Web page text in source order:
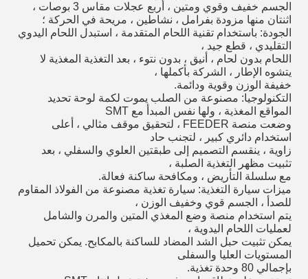
الجسم خفيف وقوي ومتين ، أربع عجلات مقاس 3 بوصات ،
اثنتان منها مزودة بفرامل ، نشاطين ، مريحة في الحركة ؛
الجودة: باستخدام تقنية اللحام المتقدمة ، استبدل اللحام اليدوي
التقليدي ، قطع جيد ،
اللحام بدون لحام ، أنيق ، بدون نتوء ، بعد التغذية المغذية لا
يتشوه الإطار ، الشركة بأكملها ،
خفيفة الوزن وقوية ودائمة.
التكنولوجيا: مصنوعة من الصلب يموت لكمة لوحة تحديد
المواقع المغذية ، ولها نفس المبدأ مع SMT
وضعت منصة FEEDER ، لتحقيق موقف مثالي ، أعلى
استخدام دائري كبير ، لتجنب حاد
زاوية ، ينقسم التصميم إلى طبقتين العلوي والسفلي ، بعد
تثبيت مظهر التغذية الصلبة ،
مع سلسلة التأريض ، ومكافحة ساكنة فعالة.
ميزات سيارة التغذية: سيارة تغذية مصنوعة من الفولاذ المقاوم
للصدأ ، الجسم قوي وخفيف الوزن ،
يتم استخدام منصة وضع المغذي المتين والمرن والشامل
لعمليات اللحام اليدوية ،
يمكن تثبيت حبل الشد المضاد للساكنة بالمكابح. يمكن تحميل
المستويات العليا والسفلى
بإجمالي 80 وحدة تغذية.